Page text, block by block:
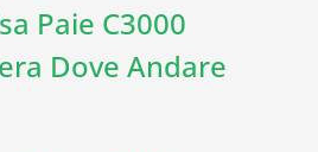
Paie C3000
Dove Andare